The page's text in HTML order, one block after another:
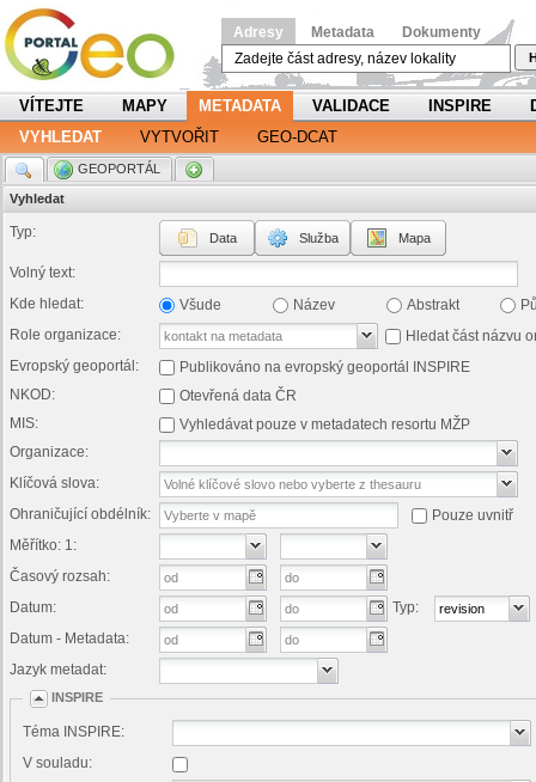
Adresy Metadata Dokumenty
VÍTEJTE MAPY METADATA VALIDACE INSPIRE
VYHLEDAT
VYTVOŘIT GEO-DCAT
GEOPORTÁL
Vyhledat
Typ: Data Služba Mapa
Volný text:
Kde hledat:
Všude Název Abstrakt
Role organizace:
Hledat část názvu
Evropský geoportál:
Publikováno na evropský geoportál INSPIRE
NKOD:
Otevřená data ČR
MIS:
Vyhledávat pouze v metadatech resortu MŽP
Organizace:
Klíčová slova:
Ohraničující obdélník:
Pouze uvnitř
Měřítko: 1:
Časový rozsah:
Datum:
Datum - Metadata:
Typ:
Jazyk metadat:
INSPIRE
Téma INSPIRE:
V souladu: